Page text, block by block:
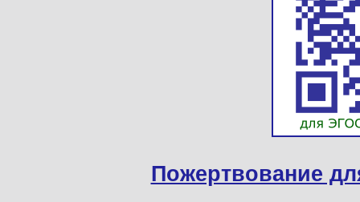
Пожертвование